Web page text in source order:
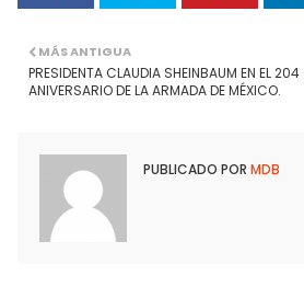
MÁS ANTIGUA
PRESIDENTA CLAUDIA SHEINBAUM EN EL 204
ANIVERSARIO DE LA ARMADA DE MÉXICO.
PUBLICADO POR MDB